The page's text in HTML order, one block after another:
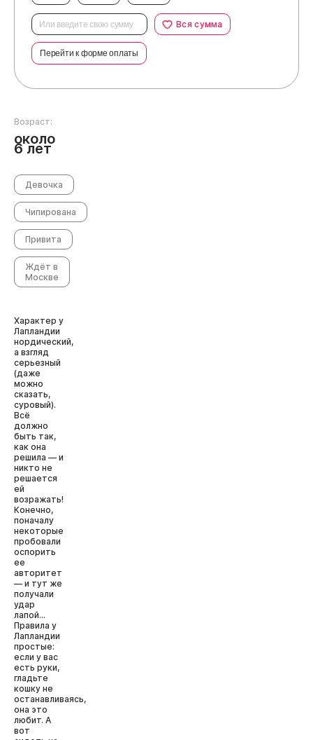
Вся сумма
Перейти к форме оплаты
Возраст:
около
6 лет
Девочка
Чипирована
Привита
Ждёт в
Москве
Характер у
Лапландии
нордический,
а взгляд
серьезный
(даже
можно
сказать,
суровый).
Всё
должно
быть так,
как она
решила — и
никто не
решается
ей
возражать!
Конечно,
поначалу
некоторые
пробовали
оспорить
ее
авторитет
— и тут же
получали
удар
лапой...
Правила у
Лапландии
простые:
если у вас
есть руки,
гладьте
кошку не
останавливаясь,
она это
любит. А
вот